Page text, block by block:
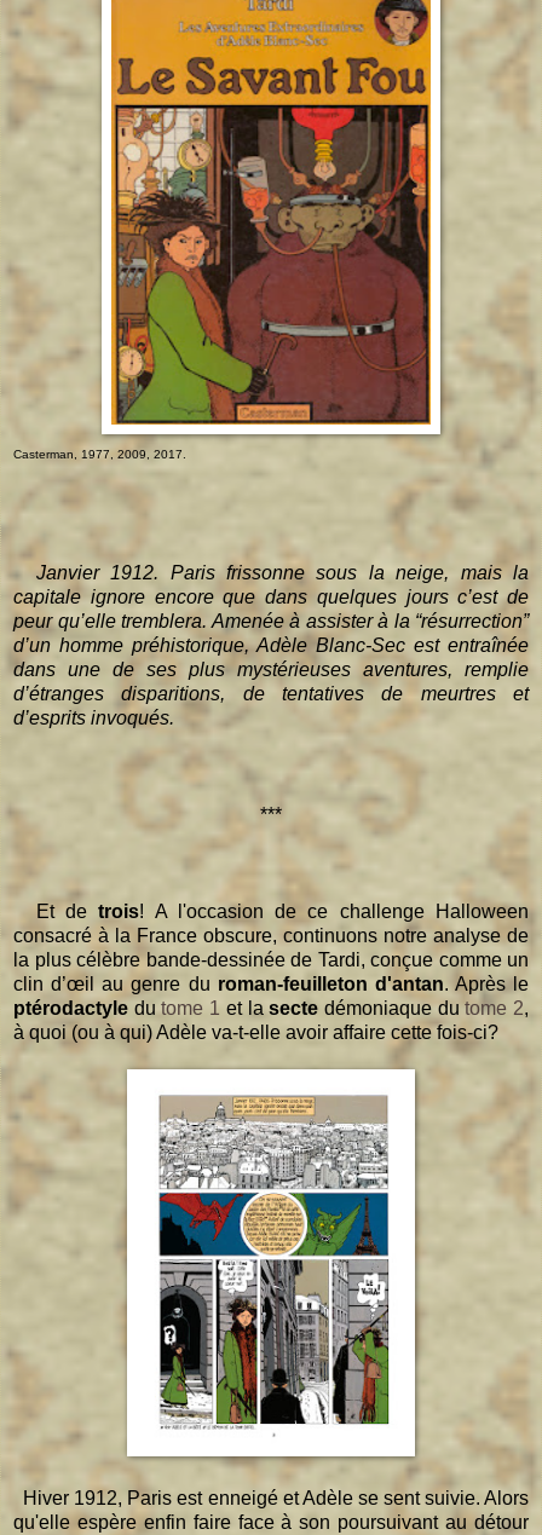
Casterman, 1977, 2009, 2017.
Janvier 1912. Paris frissonne sous la neige, mais la
capitale ignore encore que dans quelques jours c’est de
peur qu’elle tremblera. Amenée à assister à la “résurrection”
d’un homme préhistorique, Adèle Blanc-Sec est entraînée
dans une de ses plus mystérieuses aventures, remplie
d’étranges disparitions, de tentatives de meurtres et
d’esprits invoqués.
***
Et detrois! A l'occasion de ce challenge Halloween
consacré à la France obscure, continuons notre analyse de
la plus célèbre bande-dessinée de Tardi, conçue comme un
clin d’œil au genre du roman-feuilleton d'antan. Après le
ptérodactyle dutome 1 et lasecte démoniaque dutome 2,
à quoi (ou à qui) Adèle va-t-elle avoir affaire cette fois-ci?
Hiver 1912, Paris est enneigé et Adèle se sent suivie. Alors
qu'elle espère enfin faire face à son poursuivant au détour